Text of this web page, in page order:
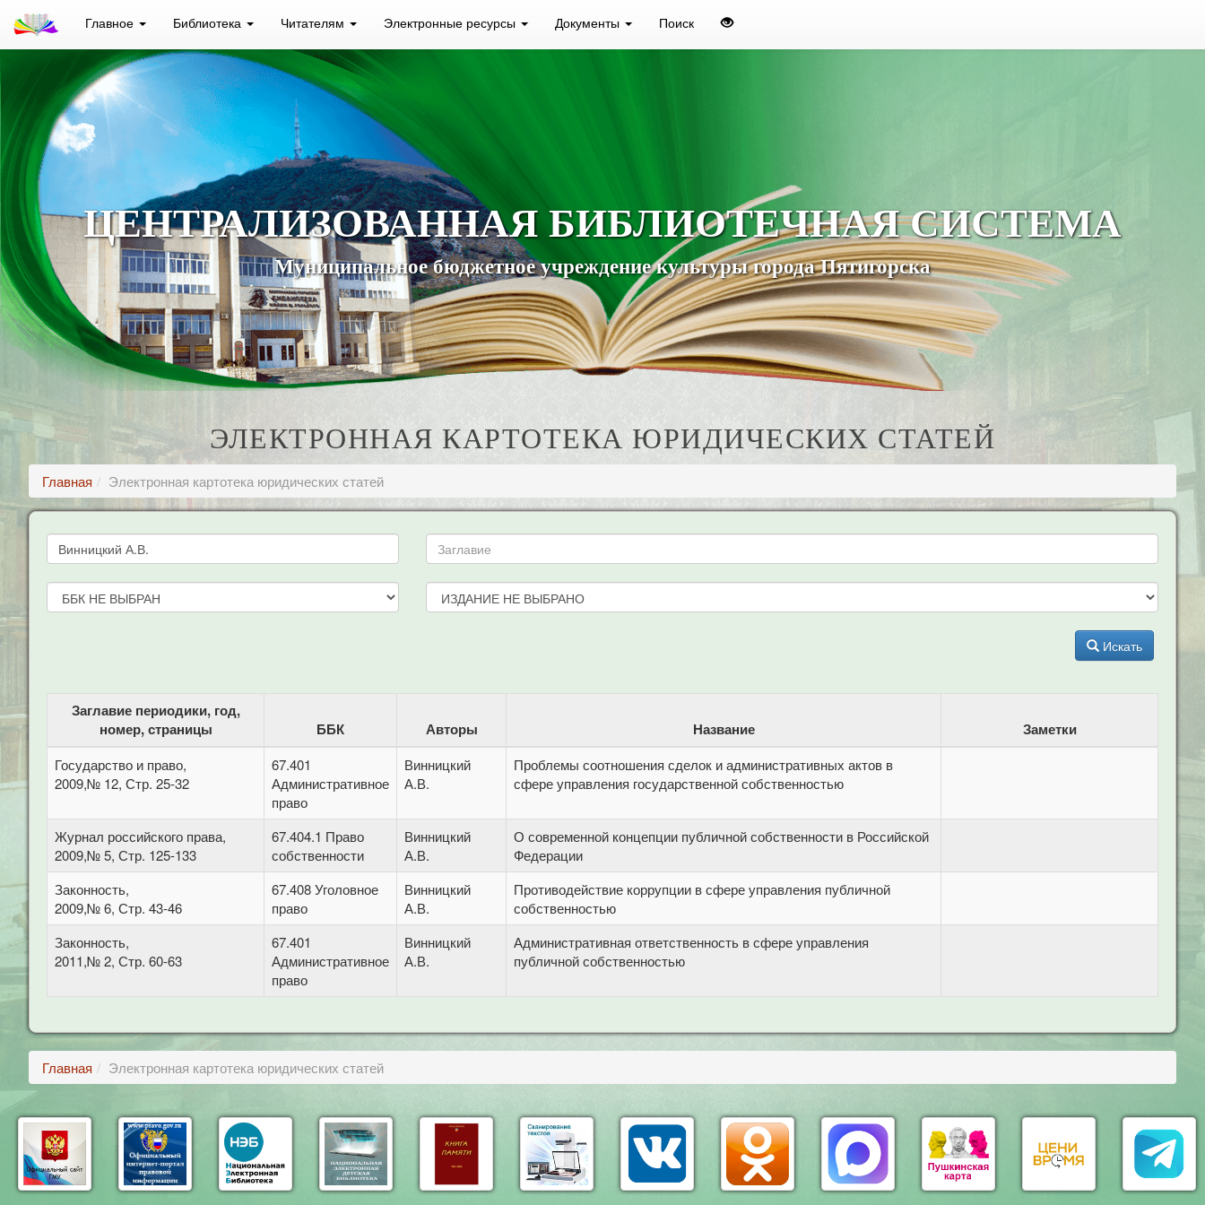
Главное Библиотека Читателям Электронные ресурсы Документы Поиск
ЦЕНТРАЛИЗОВАННАЯ БИБЛИОТЕЧНАЯ СИСТЕМА
Муниципальное бюджетное учреждение культуры города Пятигорска
ЭЛЕКТРОННАЯ КАРТОТЕКА ЮРИДИЧЕСКИХ СТАТЕЙ
Главная Электронная картотека юридических статей
Искать
Заглавие периодики, год,
номер, страницы
ББК Авторы Название Заметки
Государство и право,
2009,№ 12, Стр. 25-32
67.401
Административное
право
Винницкий
А.В.
Проблемы соотношения сделок и административных актов в
сфере управления государственной собственностью
Журнал российского права,
2009,№ 5, Стр. 125-133
67.404.1 Право
собственности
Винницкий
А.В.
О современной концепции публичной собственности в Российской
Федерации
Законность,
2009,№ 6, Стр. 43-46
67.408 Уголовное
право
Винницкий
А.В.
Противодействие коррупции в сфере управления публичной
собственностью
Законность,
2011,№ 2, Стр. 60-63
67.401
Административное
право
Винницкий
А.В.
Административная ответственность в сфере управления
публичной собственностью
Главная Электронная картотека юридических статей